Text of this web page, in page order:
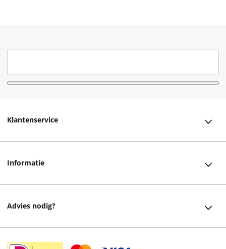
Klantenservice
Retourneren
Informatie
Advies nodig?